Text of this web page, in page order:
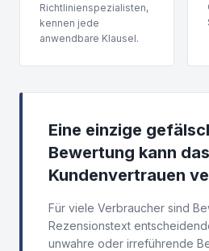
Richtlinienspezialisten,
kennen jede
anwendbare Klausel.
Eine einzige
Bewertung kann das
Kundenvertrauen
Für viele Verbraucher sind
Rezensionstext
unwahre oder irreführende